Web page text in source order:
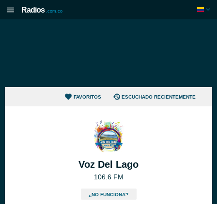
Radios .com.co
FAVORITOS ESCUCHADO RECIENTEMENTE
Voz Del Lago
106.6 FM
¿NO FUNCIONA?